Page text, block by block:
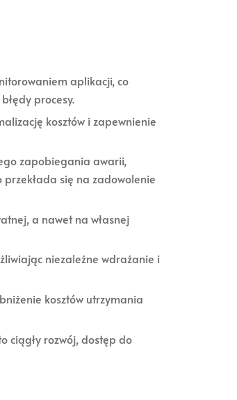
aplikacji, co
procesy.
kosztów i zapewnienie
zapobiegania awarii,
się na zadowolenie
a nawet na własnej
niezależne wdrażanie i
kosztów utrzymania
ciągły rozwój, dostęp do